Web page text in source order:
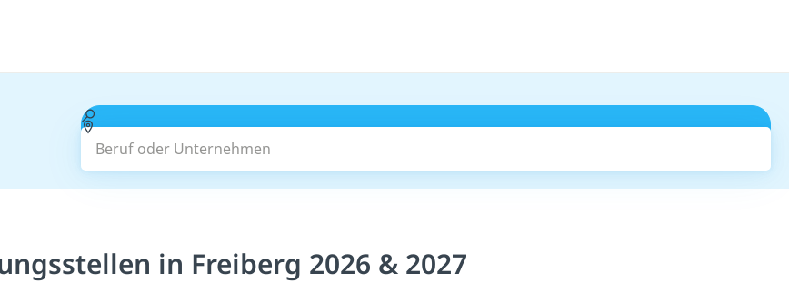
Beruf oder Unternehmen
in Freiberg 2026 & 2027